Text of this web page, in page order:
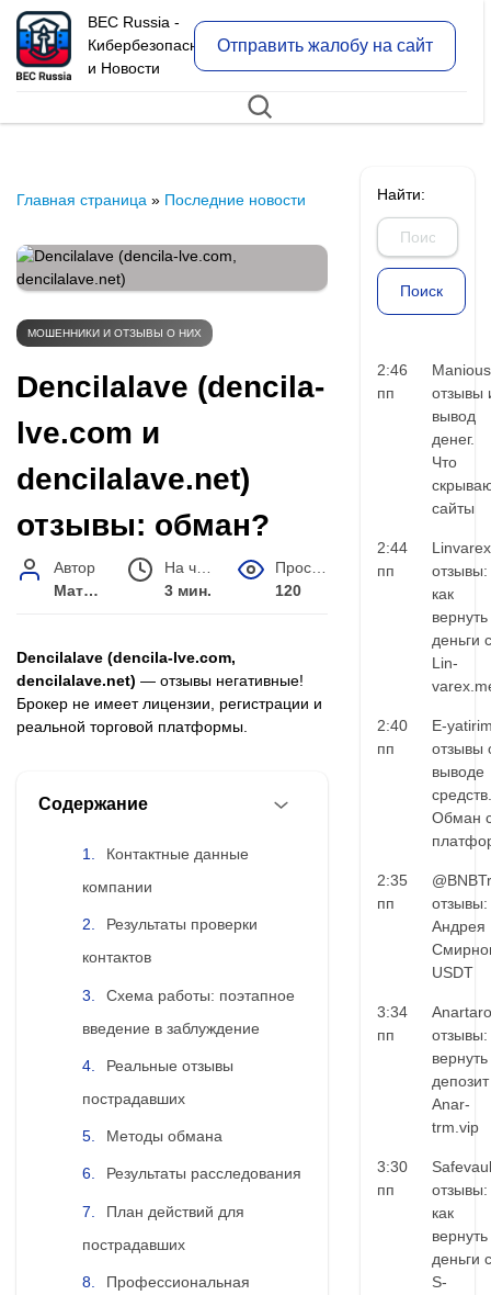
BEC Russia -
Кибербезопасность
и Новости
Отправить жалобу на сайт
Главная страница » Последние новости
МОШЕННИКИ И ОТЗЫВЫ О НИХ
Dencilalave (dencila-
lve.com и
dencilalave.net)
отзывы: обман?
Автор
Матвей Иванов
3 мин.
120
Dencilalave (dencila-lve.com,
dencilalave.net) — отзывы негативные!
Брокер не имеет лицензии, регистрации и
реальной торговой платформы.
Содержание
Контактные данные
компании
Результаты проверки
контактов
Схема работы: поэтапное
введение в заблуждение
Реальные отзывы
пострадавших
Методы обмана
Результаты расследования
План действий для
пострадавших
Профессиональная
Найти:
2:46
пп
Manious
отзывы
вывод
денег.
Что
сайты
2:44
пп
Linvarex
отзывы:
как
вернуть
деньги с
Lin-
2:40
пп
E-
отзывы
выводе
средств.
Обман
2:35
пп
Андрея
USDT
3:34
пп
отзывы:
вернуть
Anar-
trm.vip
3:30
пп
отзывы:
как
вернуть
деньги с
S-